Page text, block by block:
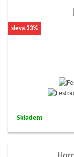
sleva 33%
Skladem